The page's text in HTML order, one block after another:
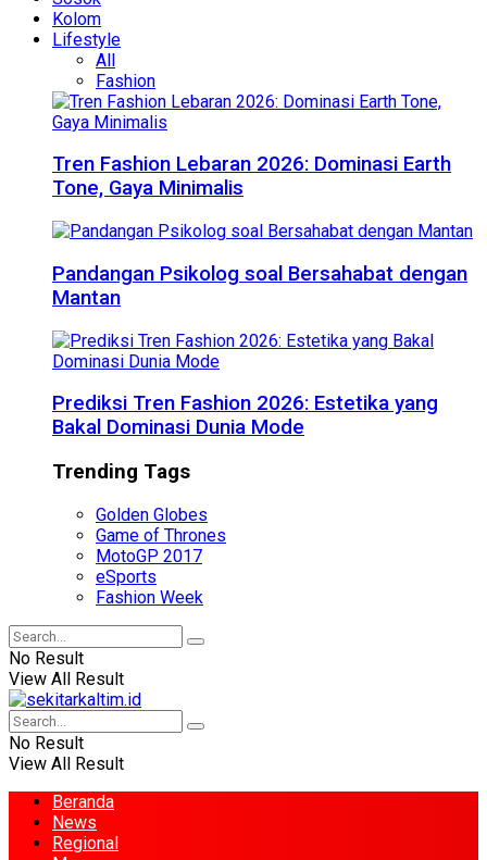
Kolom
Lifestyle
All
Fashion
Tren Fashion Lebaran 2026: Dominasi Earth
Tone, Gaya Minimalis
Pandangan Psikolog soal Bersahabat dengan
Mantan
Prediksi Tren Fashion 2026: Estetika yang
Bakal Dominasi Dunia Mode
Trending Tags
Golden Globes
Game of Thrones
MotoGP 2017
eSports
Fashion Week
No Result
View All Result
No Result
View All Result
Beranda
News
Regional